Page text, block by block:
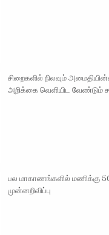
சிறைகளில் நிலவும்
அறிக்கை வெளியிட வேண்டும்
பல மாகாணங்களில் மணிக்கு
முன்னறிவிப்பு